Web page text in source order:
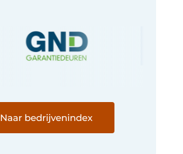
Naar bedrijvenindex